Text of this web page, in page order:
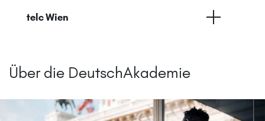
telc Wien
Über die DeutschAkademie